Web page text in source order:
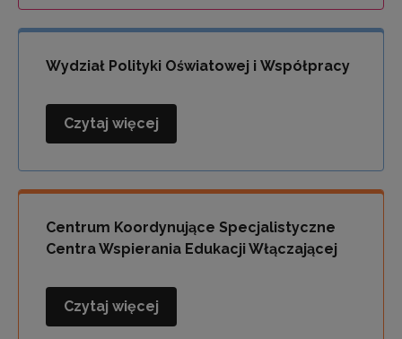
Upowszechniania
Zasobów
Promocji
Wydział Polityki Oświatowej i Współpracy
Wydział
Oświatowej
i
Czytaj więcej
Centrum Koordynujące Specjalistyczne
Centra Wspierania Edukacji Włączającej
Centrum
Czytaj więcej